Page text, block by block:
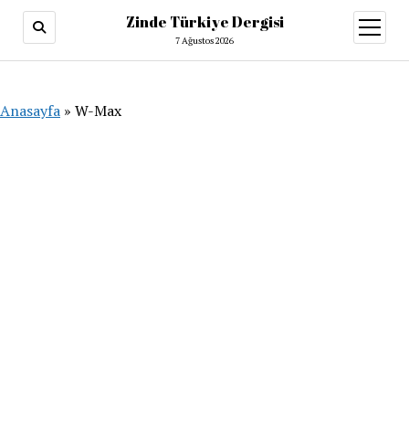
Zinde Türkiye Dergisi
7 Ağustos 2026
aç
Anasayfa » W-Max